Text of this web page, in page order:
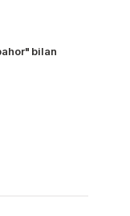
bilan